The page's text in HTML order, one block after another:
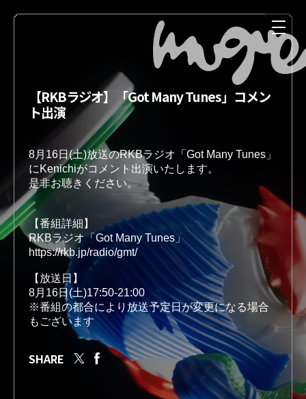
MEDIA
DISCOGRAPHY
BIOGRAPHY GOODS
【RKBラジオ】「Got Many Tunes」コメン
ト出演
8月16日(土)放送のRKBラジオ「Got Many Tunes」
にKenichiがコメント出演いたします。
是非お聴きください。
【番組詳細】
https://rkb.jp/radio/gmt/
【放送日】
8月16日(土)17:50-21:00
※番組の都合により放送予定日が変更になる場合
もございます
SHARE